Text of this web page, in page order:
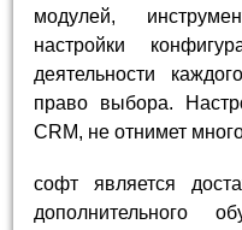
модулей,
настройки
деятельности
право выбора.
CRM, не отнимет
софт является
дополнительного